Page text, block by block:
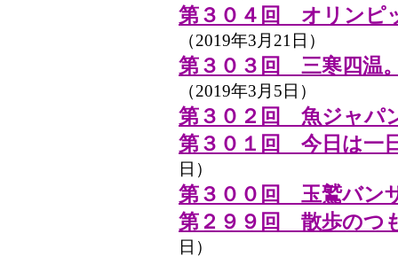
第３０４回 オリンピ
（2019年3月21日）
第３０３回 三寒四温
（2019年3月5日）
第３０２回 魚ジャパ
第３０１回 今日は一
日）
第３００回 玉鷲バン
第２９９回 散歩のつ
日）